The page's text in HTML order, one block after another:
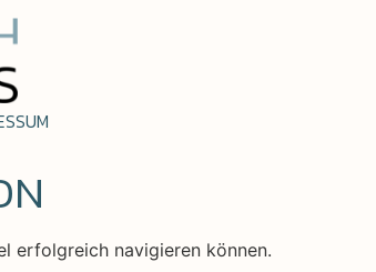
erfolgreich navigieren können.